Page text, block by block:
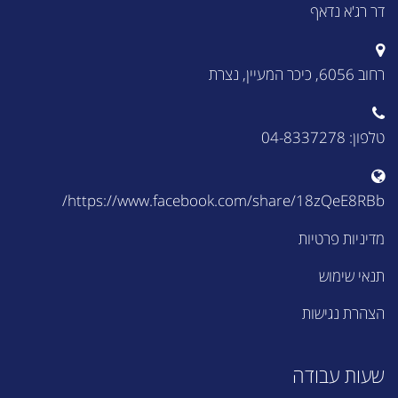
דר רג'א נדאף
רחוב 6056, כיכר המעיין, נצרת
טלפון: 04-8337278
https://www.facebook.com/share/18zQeE8RBb/
מדיניות פרטיות
תנאי שימוש
הצהרת נגישות
שעות עבודה